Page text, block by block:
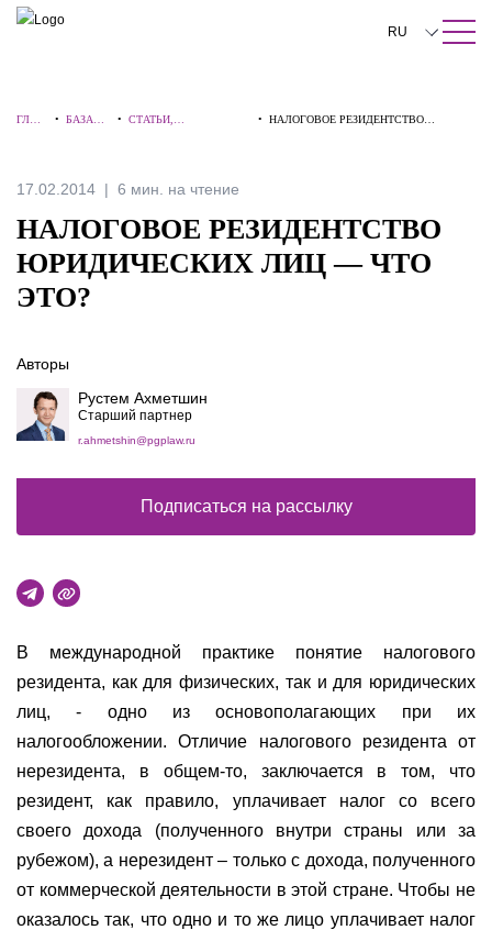
ПОИСК ПО САЙТУ Закрыть
RU
中文
Italiano
ГЛАВ
• БАЗА
•СТАТЬИ,
• НАЛОГОВОЕ РЕЗИДЕНТСТВО
17.02.2014 6 мин. на чтение
НАЛОГОВОЕ РЕЗИДЕНТСТВО
ЮРИДИЧЕСКИХ ЛИЦ — ЧТО
ЭТО?
В международной практике понятие налогового
резидента, как для физических, так и для юридических
лиц, - одно из основополагающих при их
налогообложении. Отличие налогового резидента от
нерезидента, в общем-то, заключается в том, что
резидент, как правило, уплачивает налог со всего
своего дохода (полученного внутри страны или за
рубежом), а нерезидент – только с дохода, полученного
от коммерческой деятельности в этой стране. Чтобы не
оказалось так, что одно и то же лицо уплачивает налог
Авторы
Рустем Ахметшин
Старший партнер
r.ahmetshin@pgplaw.ru
Подписаться на рассылку